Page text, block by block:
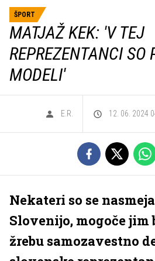
ŠPORT
MATJAŽ KEK: 'V TEJ
REPREZENTANCI SO
MODELI'
E.R. 12. 06. 2024
Nekateri so se
Slovenijo, mogoče jim
žrebu samozavestno